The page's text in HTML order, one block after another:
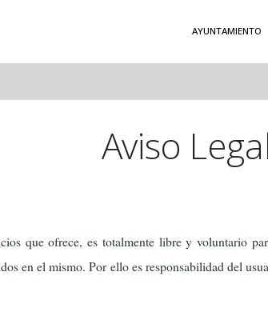
AYUNTAMIENTO
Aviso
que ofrece, es totalmente libre y voluntario
en el mismo. Por ello es responsabilidad del